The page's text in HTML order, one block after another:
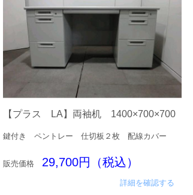
【プラス LA】両袖机 1400×700×700
鍵付き ペントレー 仕切板２枚 配線カバー
販売価格 29,700円（税込）
詳細を確認する